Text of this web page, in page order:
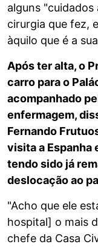
alguns
cirurgia que fez,
àquilo que é a
Após ter alta, o
carro para o
acompanhado
enfermagem,
Fernando
visita a Espanha
tendo sido já
deslocação ao
"Acho que ele
hospital] o mais
chefe da Casa